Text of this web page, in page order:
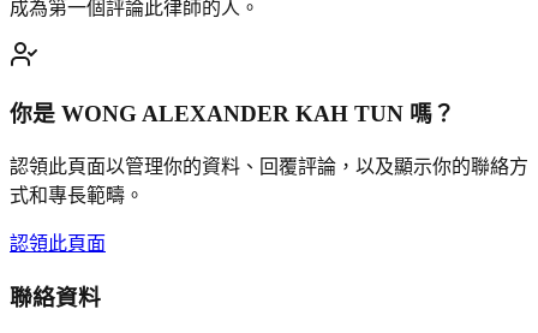
成為第一個評論此律師的人。
你是 WONG ALEXANDER KAH TUN 嗎？
認領此頁面以管理你的資料、回覆評論，以及顯示你的聯絡方
式和專長範疇。
認領此頁面
聯絡資料